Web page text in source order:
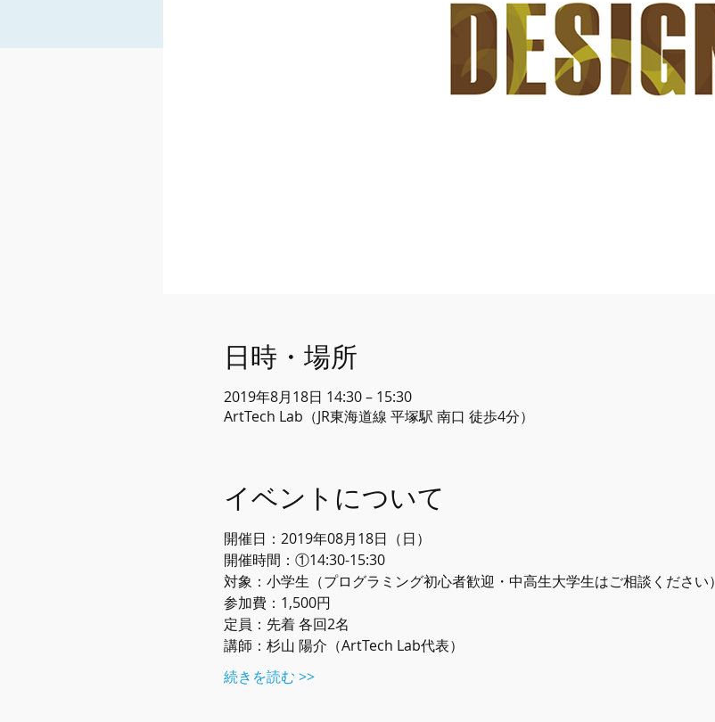
日時・場所
2019年8月18日 14:30 – 15:30
ArtTech Lab（JR東海道線 平塚駅 南口 徒歩4分）
イベントについて
開催日：2019年08月18日（日）
開催時間：①14:30-15:30
対象：小学生（プログラミング初心者歓迎・中高生大学生はご相談ください）
参加費：1,500円
定員：先着 各回2名
講師：杉山 陽介（ArtTech Lab代表）
続きを読む >>